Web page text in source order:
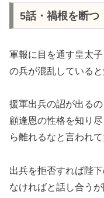
5話・禍根を断つ
軍報に目を通す皇太
の兵が混乱していると
援軍出兵の詔が出る
顧逢恩の性格を知り
ら離れるなと言われ
出兵を拒否すれば陛
なければと話し合う